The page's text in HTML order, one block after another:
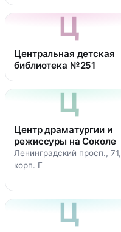
Ц
Центральная детская
библиотека №251
Ц
Центр драматургии и
режиссуры на Соколе
Ленинградский просп., 71,
корп. Г
Ц